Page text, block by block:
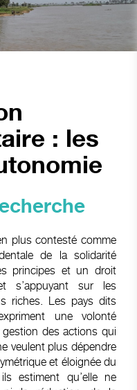
: les
plus contesté comme
de la solidarité
principes et un droit
s’appuyant sur les
riches. Les pays dits
une volonté
des actions qui
veulent plus dépendre
et éloignée du
estiment qu’elle ne